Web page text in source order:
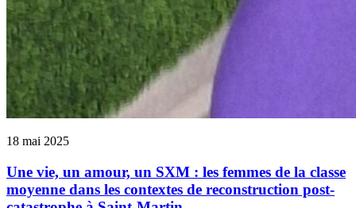
18 mai 2025
Une vie, un amour, un SXM : les femmes de la classe
moyenne dans les contextes de reconstruction post-